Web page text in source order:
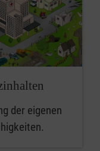
der eigenen